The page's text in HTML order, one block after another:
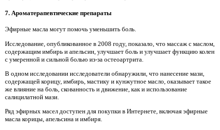
7. Ароматерапевтические препараты
Эфирные масла могут помочь уменьшить боль.
Исследование, опубликованное в 2008 году, показало, что массаж с маслом,
содержащим имбирь и апельсин, улучшает боль и улучшает функцию колен
с умеренной и сильной болью из-за остеоартрита.
В одном исследовании исследователи обнаружили, что нанесение мази,
содержащей корицу, имбирь, мастику и кунжутное масло, оказывает такое
же влияние на боль, скованность и движение, как и использование
салицилатной мази.
Ряд эфирных масел доступен для покупки в Интернете, включая эфирные
масла корицы, апельсина и имбиря.